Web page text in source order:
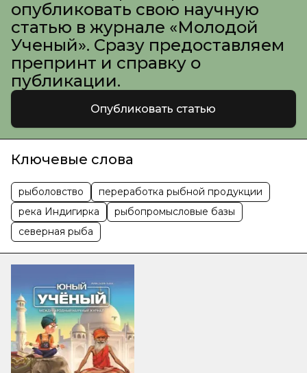
опубликовать свою научную
статью в журнале «Молодой
Ученый». Сразу предоставляем
препринт и справку о
публикации.
Опубликовать статью
Ключевые слова
рыболовство
переработка рыбной продукции
река Индигирка
рыбопромысловые базы
северная рыба